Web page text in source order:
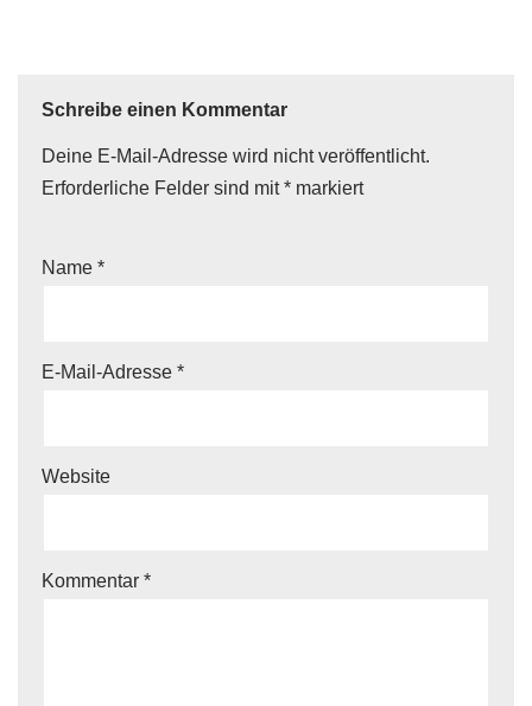
Schreibe einen Kommentar
Deine E-Mail-Adresse wird nicht veröffentlicht.
Erforderliche Felder sind mit* markiert
Name *
E-Mail-Adresse *
Website
Kommentar *